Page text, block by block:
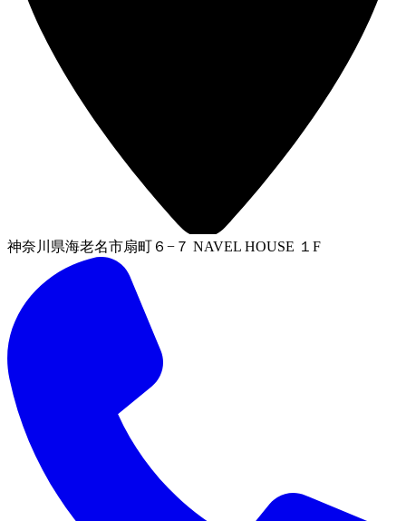
神奈川県海老名市扇町６−７ NAVEL HOUSE １F